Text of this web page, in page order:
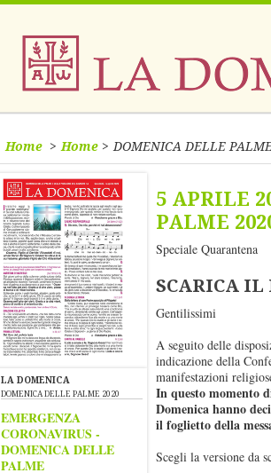
Home Home DOMENICA DELLE
LA DOMENICA
DOMENICA DELLE PALME 2020
EMERGENZA
CORONAVIRUS -
DOMENICA DELLE
PALME
5 APRILE
PALME
Speciale Quarantena
SCARICA IL
Gentilissimi
A seguito delle
indicazione della
manifestazioni
In questo momento
Domenica hanno
il foglietto della
Scegli la versione da